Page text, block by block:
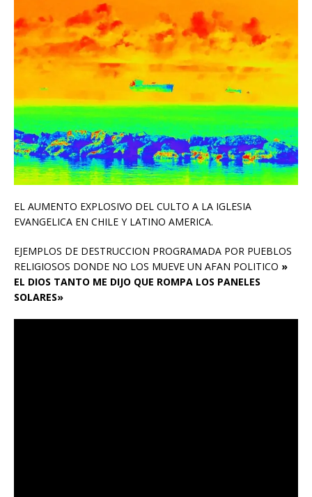
EL AUMENTO EXPLOSIVO DEL CULTO A LA IGLESIA
EVANGELICA EN CHILE Y LATINO AMERICA.
EJEMPLOS DE DESTRUCCION PROGRAMADA POR PUEBLOS
RELIGIOSOS DONDE NO LOS MUEVE UN AFAN POLITICO »
EL DIOS TANTO ME DIJO QUE ROMPA LOS PANELES
SOLARES»